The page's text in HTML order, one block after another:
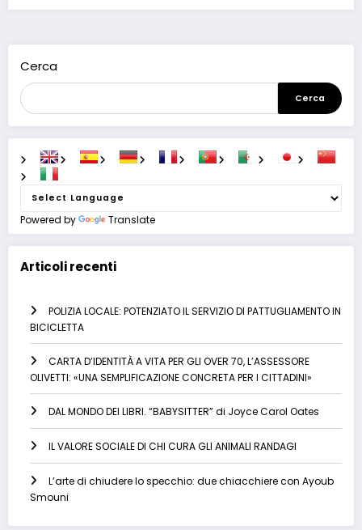
Cerca
Cerca
Powered by Translate
Articoli recenti
POLIZIA LOCALE: POTENZIATO IL SERVIZIO DI PATTUGLIAMENTO IN
BICICLETTA
CARTA D’IDENTITÀ A VITA PER GLI OVER 70, L’ASSESSORE
OLIVETTI: «UNA SEMPLIFICAZIONE CONCRETA PER I CITTADINI»
DAL MONDO DEI LIBRI. “BABYSITTER” di Joyce Carol Oates
IL VALORE SOCIALE DI CHI CURA GLI ANIMALI RANDAGI
L’arte di chiudere lo specchio: due chiacchiere con Ayoub
Smouni